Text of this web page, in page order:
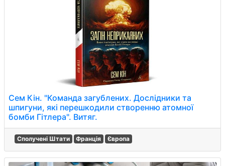
Сем Кін. "Команда загублених. Дослідники та
шпигуни, які перешкодили створенню атомної
бомби Гітлера". Витяг.
Сполучені Штати Франція Європа